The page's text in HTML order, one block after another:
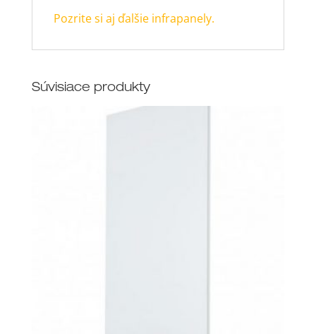
Pozrite si aj ďalšie infrapanely.
Súvisiace produkty